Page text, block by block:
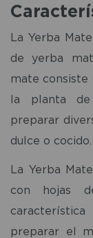
La Yerba
de yerba
mate consiste
la planta
preparar
dulce o cocido.
La Yerba
con hojas
preparar el